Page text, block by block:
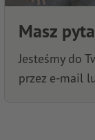
Masz
Jesteśmy do
przez e-mail